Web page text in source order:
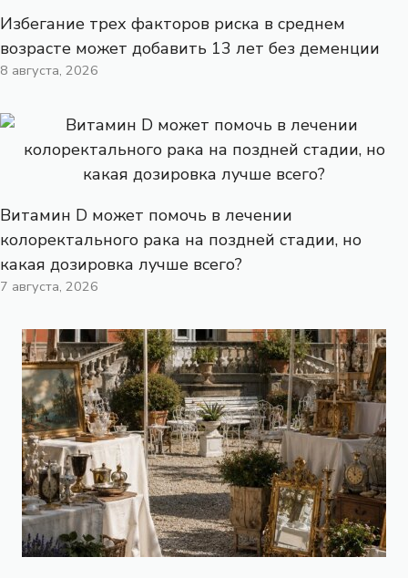
Избегание трех факторов риска в среднем
возрасте может добавить 13 лет без деменции
8 августа, 2026
Витамин D может помочь в лечении
колоректального рака на поздней стадии, но
какая дозировка лучше всего?
7 августа, 2026